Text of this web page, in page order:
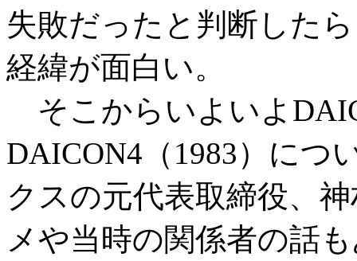
失敗だったと判断した
経緯が面白い。
そこからいよいよ
DAICON4（1983）につ
クスの元代表取締役、
メや当時の関係者の話